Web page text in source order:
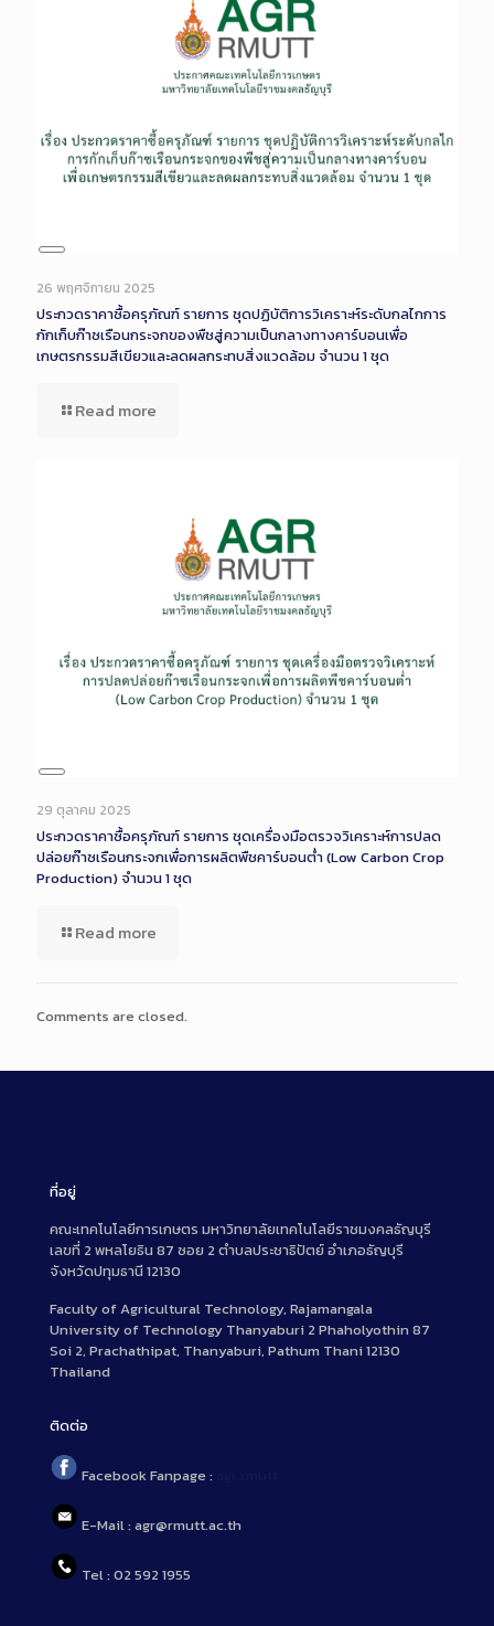
Long
Description
26 พฤศจิกายน 2025
ประกวดราคาซื้อครุภัณฑ์ รายการ ชุดปฏิบัติการวิเคราะห์ระดับกลไกการ
กักเก็บก๊าซเรือนกระจกของพืชสู่ความเป็นกลางทางคาร์บอนเพื่อ
เกษตรกรรมสีเขียวและลดผลกระทบสิ่งแวดล้อม จำนวน 1 ชุด
Read more
Long
Description
29 ตุลาคม 2025
ประกวดราคาซื้อครุภัณฑ์ รายการ ชุดเครื่องมือตรวจวิเคราะห์การปลด
ปล่อยก๊าซเรือนกระจกเพื่อการผลิตพืชคาร์บอนต่ำ (Low Carbon Crop
Production) จำนวน 1 ชุด
Read more
Comments are closed.
ที่อยู่
คณะเทคโนโลยีการเกษตร มหาวิทยาลัยเทคโนโลยีราชมงคลธัญบุรี
เลขที่ 2 พหลโยธิน 87 ซอย 2 ตำบลประชาธิปัตย์ อำเภอธัญบุรี
จังหวัดปทุมธานี 12130
Faculty of Agricultural Technology, Rajamangala
University of Technology Thanyaburi 2 Phaholyothin 87
Soi 2, Prachathipat, Thanyaburi, Pathum Thani 12130
Thailand
ติดต่อ
Facebook Fanpage :
E-Mail : agr@rmutt.ac.th
Tel : 02 592 1955